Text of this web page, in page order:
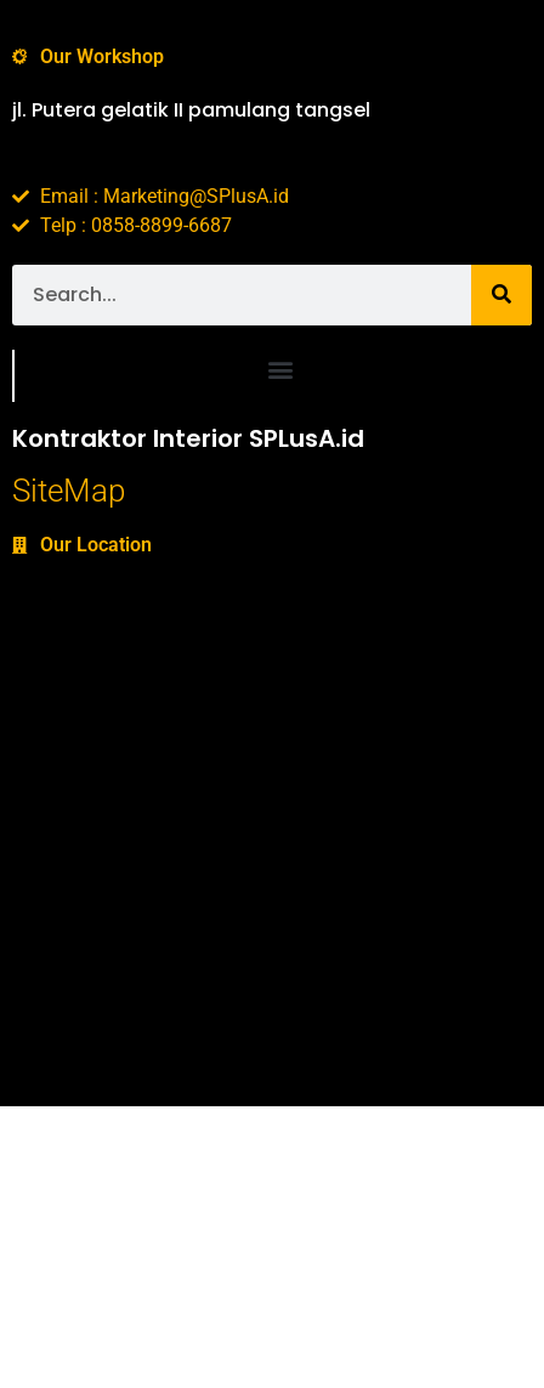
Our Workshop
jl. Putera gelatik II pamulang tangsel
Email : Marketing@SPlusA.id
Telp : 0858-8899-6687
Kontraktor Interior SPLusA.id
SiteMap
Our Location